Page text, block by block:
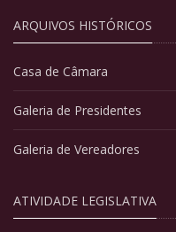
ARQUIVOS HISTÓRICOS
Casa de Câmara
Galeria de Presidentes
Galeria de Vereadores
ATIVIDADE LEGISLATIVA